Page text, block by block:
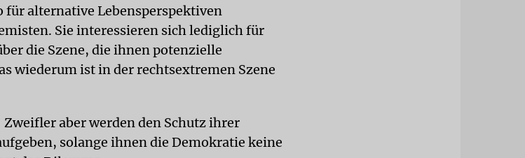
für alternative Lebensperspektiven
Sie interessieren sich lediglich für
die Szene, die ihnen potenzielle
wiederum ist in der rechtsextremen Szene
aber werden den Schutz ihrer
solange ihnen die Demokratie keine